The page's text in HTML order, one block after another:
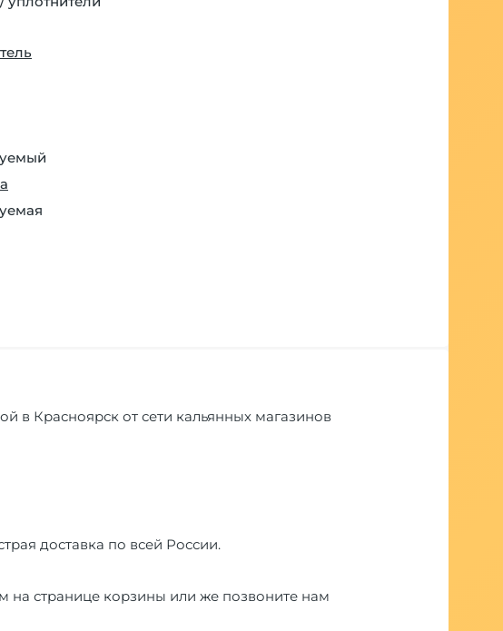
в Красноярск от сети кальянных магазинов
доставка по всей России.
на странице корзины или же позвоните нам